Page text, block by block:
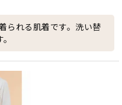
られる肌着です。洗い替